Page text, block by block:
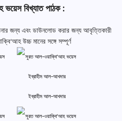
বিখ্যাত পাঠক :
জন্য এবং ডাউনলোড করার জন্য আবৃত্তিকারী
উচ্চ মানের সঙ্গে সম্পূর্ণ
ইব্রাহীম আল-আখদার